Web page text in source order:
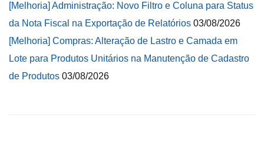
[Melhoria] Administração: Novo Filtro e Coluna para Status
da Nota Fiscal na Exportação de Relatórios 03/08/2026
[Melhoria] Compras: Alteração de Lastro e Camada em
Lote para Produtos Unitários na Manutenção de Cadastro
de Produtos 03/08/2026